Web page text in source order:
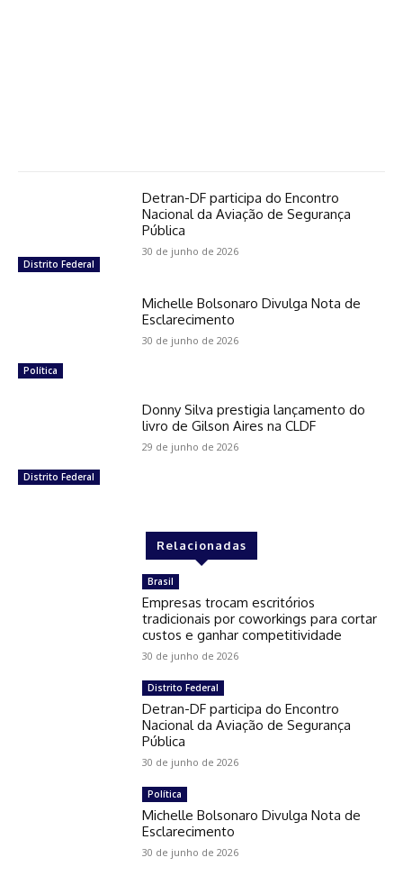
Distrito Federal
Detran-DF participa do Encontro
Nacional da Aviação de Segurança
Pública
30 de junho de 2026
Política
Michelle Bolsonaro Divulga Nota de
Esclarecimento
30 de junho de 2026
Distrito Federal
Donny Silva prestigia lançamento do
livro de Gilson Aires na CLDF
29 de junho de 2026
Relacionadas
Brasil
Empresas trocam escritórios
tradicionais por coworkings para cortar
custos e ganhar competitividade
30 de junho de 2026
Distrito Federal
Detran-DF participa do Encontro
Nacional da Aviação de Segurança
Pública
30 de junho de 2026
Política
Michelle Bolsonaro Divulga Nota de
Esclarecimento
30 de junho de 2026